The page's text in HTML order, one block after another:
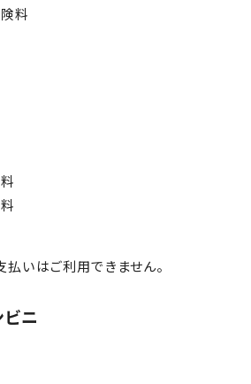
料
いはご利用できません。
ニ